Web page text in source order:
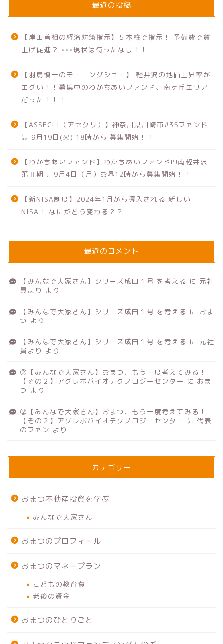
最近の投稿
【岸田首相の経済対策指示】５本柱で指示！ 予備費で賃
上げ促進？ •••現状は待ったなし！！
【羽鳥慎一のモーニングショー】 軽井沢の地価上昇率が
エグい！！募集中のわかちあいファンド、南ヶ丘エリア
だった！！！
【ASSECLI（アセクリ）】神奈川県川崎市#35ファンド
は 9月19日(火) 18時から 募集開始！！
【わかちあいファンド】わかちあいファンドPJ南軽井沢
第Ⅱ期 、9月4日（月）お昼12時から募集開始！！
【新NISA制度】2024年1月から導入される 新しい
NISA！ なにがどう変わる？？
最近のコメント
【みんなで大家さん】シリーズ成田１号 を考える に 元社
員より より
【みんなで大家さん】シリーズ成田１号 を考える に おま
つ より
【みんなで大家さん】シリーズ成田１号 を考える に 元社
員より より
②【みんなで大家さん】おまつ、もう一度考えてみる！
【その２】アグレボバイオテクノロジーセンター に おま
つ より
②【みんなで大家さん】おまつ、もう一度考えてみる！
【その２】アグレボバイオテクノロジーセンター に 代表
のファン より
カテゴリー
おまつ不動産投資を学ぶ
みんなで大家さん
おまつのプロフィール
おまつのマネープラン
こどもの教育費
老後の資金
おまつのひとりごと